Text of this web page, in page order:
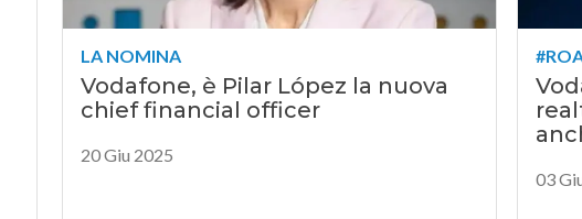
LA NOMINA
Vodafone, è Pilar López la nuova
chief financial officer
20 Giu 2025
03